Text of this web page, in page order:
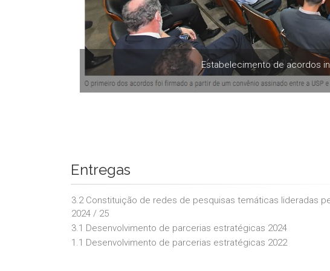
Estabelecimento de acordos
Entregas
3.2 Constituição de redes de pesquisas temáticas lideradas
2024 / 25
3.1 Desenvolvimento de parcerias estratégicas 2024
1.1 Desenvolvimento de parcerias estratégicas 2022